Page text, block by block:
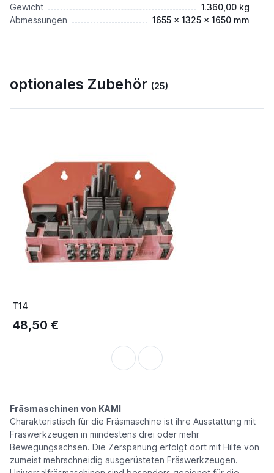
Gewicht
1.360,00 kg
Abmessungen
1655 x 1325 x 1650 mm
optionales Zubehör (25)
T14
48,50 €
Fräsmaschinen von KAMI
Charakteristisch für die Fräsmaschine ist ihre Ausstattung mit
Fräswerkzeugen in mindestens drei oder mehr
Bewegungsachsen. Die Zerspanung erfolgt dort mit Hilfe von
zumeist mehrschneidig ausgerüsteten Fräswerkzeugen.